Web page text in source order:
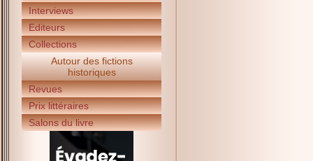
Interviews
Editeurs
Collections
Autour des fictions
historiques
Revues
Prix littéraires
Salons du livre